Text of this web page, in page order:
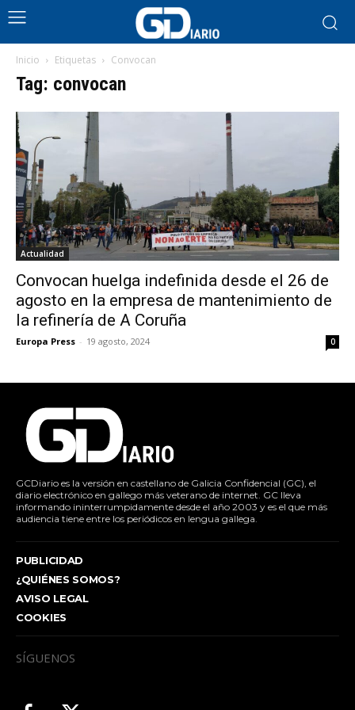
Inicio Etiquetas Convocan
Tag: convocan
Actualidad
Convocan huelga indefinida desde el 26 de
agosto en la empresa de mantenimiento de
la refinería de A Coruña
Europa Press - 19 agosto, 2024 0
GCDiario es la versión en castellano de Galicia Confidencial (GC), el
diario electrónico en gallego más veterano de internet. GC lleva
informando ininterrumpidamente desde el año 2003 y es el que más
audiencia tiene entre los periódicos en lengua gallega.
PUBLICIDAD
¿QUIÉNES SOMOS?
AVISO LEGAL
COOKIES
SÍGUENOS